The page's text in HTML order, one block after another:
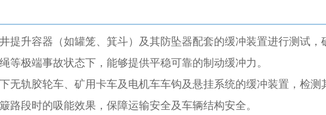
井提升容器（如罐笼、箕斗）及其防坠器配套的缓冲装置进行测试，
等极端事故状态下，能够提供平稳可靠的制动缓冲力。
下无轨胶轮车、矿用卡车及电机车车钩及悬挂系统的缓冲装置，检测
路段时的吸能效果，保障运输安全及车辆结构安全。